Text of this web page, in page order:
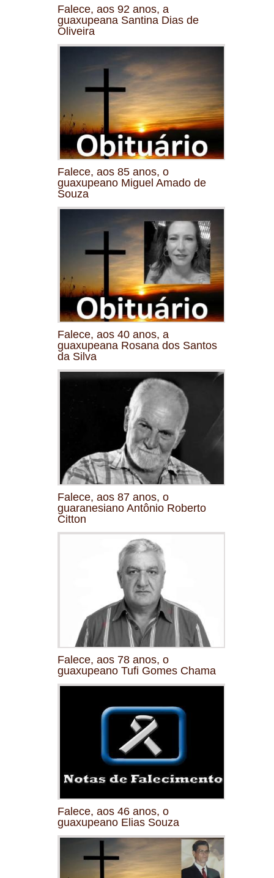
Falece, aos 92 anos, a
guaxupeana Santina Dias de
Oliveira
Falece, aos 85 anos, o
guaxupeano Miguel Amado de
Souza
Falece, aos 40 anos, a
guaxupeana Rosana dos Santos
da Silva
Falece, aos 87 anos, o
guaranesiano Antônio Roberto
Citton
Falece, aos 78 anos, o
guaxupeano Tufi Gomes Chama
Falece, aos 46 anos, o
guaxupeano Elias Souza